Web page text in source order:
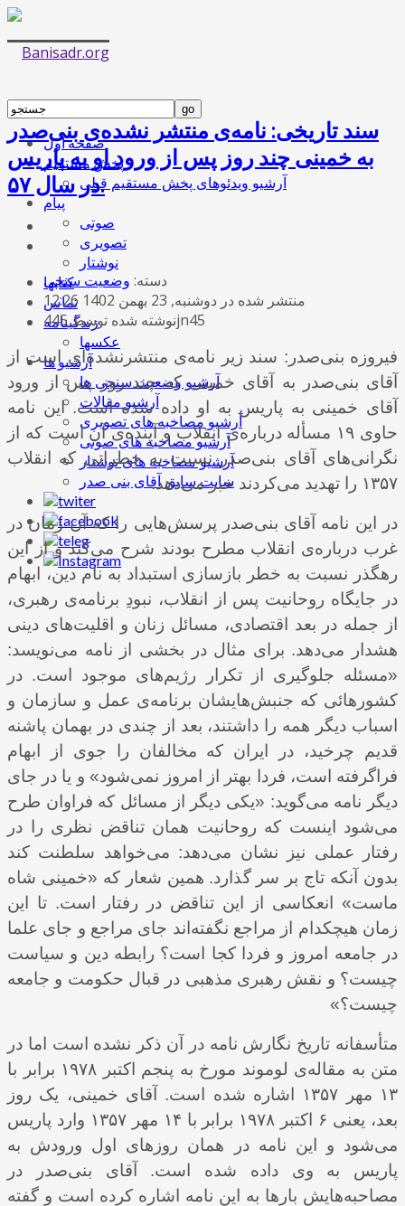
صفحه اول
پخش مستقیم
آرشیو ویدئوهای پخش مستقیم قبلی
پیام
صوتی
تصویری
نوشتار
کتابها
تماس
زندگینامه
عکسها
آرشیو ها
آرشیو وضعیت سنجی ها
آرشیو مقالات
آرشیو مصاخبه های تصویری
آرشیو مصاخبه های صوتی
آرشیو مصاخبه های نوشتار
سایت سابق آقای بنی صدر
سند تاریخی: نامه‌ی منتشر نشده‌ی بنی‌صدر
به خمینی چند روز پس از ورود او به پاریس
در سال ۵۷.
دسته: وضعیت سنجی
منتشر شده در دوشنبه, 23 بهمن 1402 12:26
نوشته شده توسط 445jn45
فیروزه بنی‌صدر: سند زیر نامه‌ی منتشرنشده‌ای است از
آقای بنی‌صدر به آقای خمینی که چند روز پس از ورود
آقای خمینی به پاریس به او داده شده است. این نامه
حاوی ۱۹ مسأله درباره‌ی انقلاب و آینده‌ی آن است که از
نگرانی‌های آقای بنی‌صدر نسبت به خطراتی که انقلاب
۱۳۵۷ را تهدید می‌کردند خبر می‌دهد.
در این نامه آقای بنی‌صدر پرسش‌هایی را که آن زمان در
غرب درباره‌ی انقلاب مطرح بودند شرح می‌کند و از این
رهگذر نسبت به خطر بازسازی استبداد به نام دین، ابهام
در جایگاه روحانیت پس از انقلاب، نبودِ برنامه‌ی رهبری،
از جمله در بعد اقتصادی، مسائل زنان و اقلیت‌های دینی
هشدار می‌دهد. برای مثال در بخشی از نامه می‌نویسد:
«مسئله جلوگیری از تکرار رژیم‌های موجود است. در
کشورهائی که جنبش‌هایشان برنامه‌ی عمل و سازمان و
اسباب دیگر همه را داشتند، بعد از چندی در بهمان پاشنه
قدیم چرخید، در ایران که مخالفان را جوی از ابهام
فراگرفته است، فردا بهتر از امروز نمی‌شود» و یا در جای
دیگر نامه می‌گوید: «یکی دیگر از مسائل که فراوان طرح
می‌شود اینست که روحانیت همان تناقض نظری را در
رفتار عملی نیز نشان می‌دهد: می‌خواهد سلطنت کند
بدون آنکه تاج بر سر گذارد. همین شعار که «خمینی شاه
ماست» انعکاسی از این تناقض در رفتار است. تا این
زمان هیچکدام از مراجع نگفته‌اند جای مراجع و جای علما
در جامعه امروز و فردا کجا است؟ رابطه دین و سیاست
چیست؟ و نقش رهبری مذهبی در قبال حکومت و جامعه
چیست؟»
متأسفانه تاریخ نگارش نامه در آن ذکر نشده است اما در
متن به مقاله‌ی لوموند مورخ به پنجم اکتبر ۱۹۷۸ برابر با
۱۳ مهر ۱۳۵۷ اشاره شده است. آقای خمینی، یک روز
بعد، یعنی ۶ اکتبر ۱۹۷۸ برابر با ۱۴ مهر ۱۳۵۷ وارد پاریس
می‌شود و این نامه در همان روزهای اول ورودش به
پاریس به وی داده شده است. آقای بنی‌صدر در
مصاحبه‌هایش بارها به این نامه اشاره کرده است و گفته